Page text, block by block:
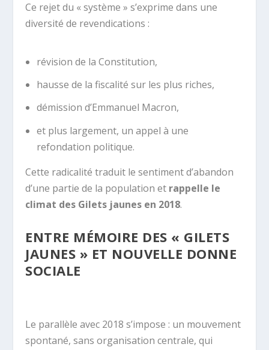
Ce rejet du « système » s’exprime dans une
diversité de revendications :
révision de la Constitution,
hausse de la fiscalité sur les plus riches,
démission d’Emmanuel Macron,
et plus largement, un appel à une
refondation politique.
Cette radicalité traduit le sentiment d’abandon
d’une partie de la population et rappelle le
climat des Gilets jaunes en 2018.
ENTRE MÉMOIRE DES « GILETS
JAUNES » ET NOUVELLE DONNE
SOCIALE
Le parallèle avec 2018 s’impose : un mouvement
spontané, sans organisation centrale, qui